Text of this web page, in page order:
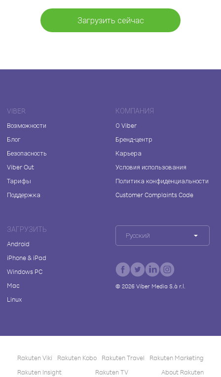
Загрузить сейчас
VIBER
Возможности
Блог
Безопасность
Viber Out
Тарифы
Поддержка
КОМПАНИЯ
О Viber
Бренд-центр
Карьера
Условия использования
Политика конфиденциальности
Customer Complaints Code
ЗАГРУЗИТЬ
Android
iPhone & iPad
Windows PC
Mac
Linux
Русский
© 2026Viber Media S.à r.l.
Rakuten Viki Rakuten Kobo Rakuten Travel
Rakuten Marketing
Rakuten Insight
Rakuten TV About Rakuten